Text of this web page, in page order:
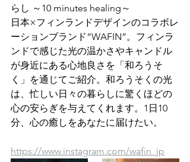
らし ～10 minutes healing～
日本×フィンランドデザインのコラボレ
ーションブランド“WAFIN”。フィンラ
ンドで感じた光の温かさやキャンドル
が身近にある心地良さを「和ろうそ
く」を通じてご紹介。和ろうそくの光
は、忙しい日々の暮らしに驚くほどの
心の安らぎを与えてくれます。1日10
分、心の癒しをあなたに届けたい。
https://www.instagram.com/wafin_jp